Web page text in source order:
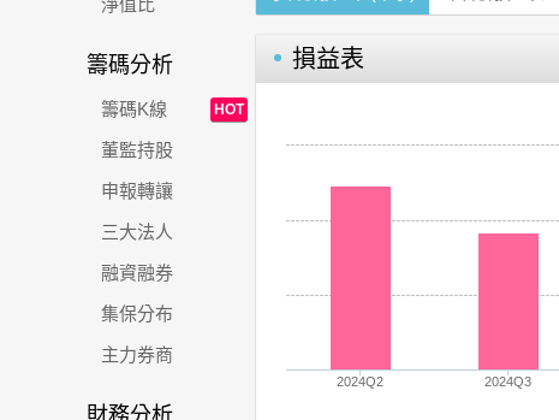
淨值比
籌碼分析
籌碼K線 HOT
董監持股
申報轉讓
三大法人
融資融券
集保分布
主力券商
財務分析
損益表
2024Q2 2024Q3